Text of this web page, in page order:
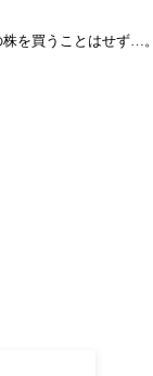
を買うことはせず…。